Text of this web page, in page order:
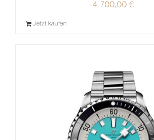
4.700,00€
Jetzt kaufen